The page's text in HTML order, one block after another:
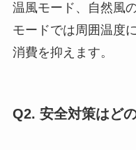
温風モード、自然風
モードでは周囲温度
消費を抑えます。
Q2. 安全対策はど